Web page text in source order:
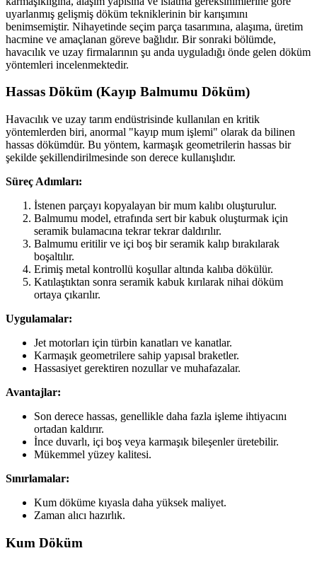
uyarlanmış gelişmiş döküm tekniklerinin bir karışımını
benimsemiştir. Nihayetinde seçim parça tasarımına, alaşıma, üretim
hacmine ve amaçlanan göreve bağlıdır. Bir sonraki bölümde,
havacılık ve uzay firmalarının şu anda uyguladığı önde gelen döküm
yöntemleri incelenmektedir.
Hassas Döküm (Kayıp Balmumu Döküm)
Havacılık ve uzay tarım endüstrisinde kullanılan en kritik
yöntemlerden biri, anormal "kayıp mum işlemi" olarak da bilinen
hassas dökümdür. Bu yöntem, karmaşık geometrilerin hassas bir
şekilde şekillendirilmesinde son derece kullanışlıdır.
Süreç Adımları:
İstenen parçayı kopyalayan bir mum kalıbı oluşturulur.
Balmumu model, etrafında sert bir kabuk oluşturmak için
seramik bulamacına tekrar tekrar daldırılır.
Balmumu eritilir ve içi boş bir seramik kalıp bırakılarak
boşaltılır.
Erimiş metal kontrollü koşullar altında kalıba dökülür.
Katılaştıktan sonra seramik kabuk kırılarak nihai döküm
ortaya çıkarılır.
Uygulamalar:
Jet motorları için türbin kanatları ve kanatlar.
Karmaşık geometrilere sahip yapısal braketler.
Hassasiyet gerektiren nozullar ve muhafazalar.
Avantajlar:
Son derece hassas, genellikle daha fazla işleme ihtiyacını
ortadan kaldırır.
İnce duvarlı, içi boş veya karmaşık bileşenler üretebilir.
Mükemmel yüzey kalitesi.
Sınırlamalar:
Kum döküme kıyasla daha yüksek maliyet.
Zaman alıcı hazırlık.
Kum Döküm